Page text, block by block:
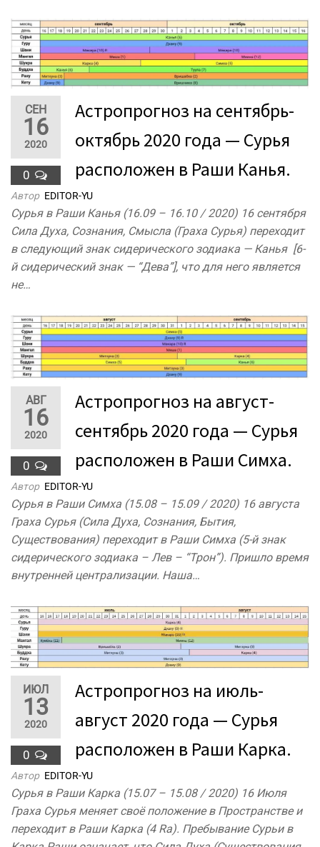
СЕН
16
2020
0
Астропрогноз на сентябрь-
октябрь 2020 года — Сурья
расположен в Раши Канья.
Автор EDITOR-YU
Сурья в Раши Канья (16.09 – 16.10 / 2020) 16 сентября
Сила Духа, Сознания, Смысла (Граха Сурья) переходит
в следующий знак сидерического зодиака — Канья [6-
й сидерический знак — “Дева”], что для него является
не…
АВГ
16
2020
0
Астропрогноз на август-
сентябрь 2020 года — Сурья
расположен в Раши Симха.
Автор EDITOR-YU
Сурья в Раши Симха (15.08 – 15.09 / 2020) 16 августа
Граха Сурья (Сила Духа, Сознания, Бытия,
Существования) переходит в Раши Симха (5-й знак
сидерического зодиака – Лев – “Трон”). Пришло время
внутренней централизации. Наша…
ИЮЛ
13
2020
0
Астропрогноз на июль-
август 2020 года — Сурья
расположен в Раши Карка.
Автор EDITOR-YU
Сурья в Раши Карка (15.07 – 15.08 / 2020) 16 Июля
Граха Сурья меняет своё положение в Пространстве и
переходит в Раши Карка (4 Ra). Пребывание Сурьи в